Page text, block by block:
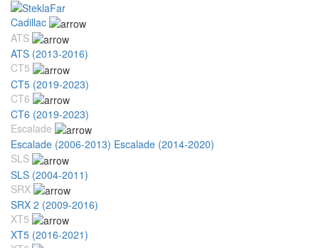
Cadillac
ATS
ATS (2013-2016)
CT5
CT5 (2019-2023)
CT6
CT6 (2019-2023)
Escalade
Escalade (2006-2013) Escalade (2014-2020)
SLS
SLS (2004-2011)
SRX
SRX 2 (2009-2016)
XT5
XT5 (2016-2021)